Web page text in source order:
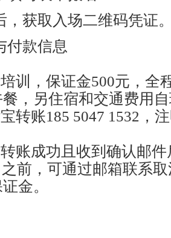
，获取入场二维码凭证
付款信息
训，保证金500元，全
餐，另住宿和交通费用
转账185 5047 1532，
账成功且收到确认邮
前，可通过邮箱联系
金。